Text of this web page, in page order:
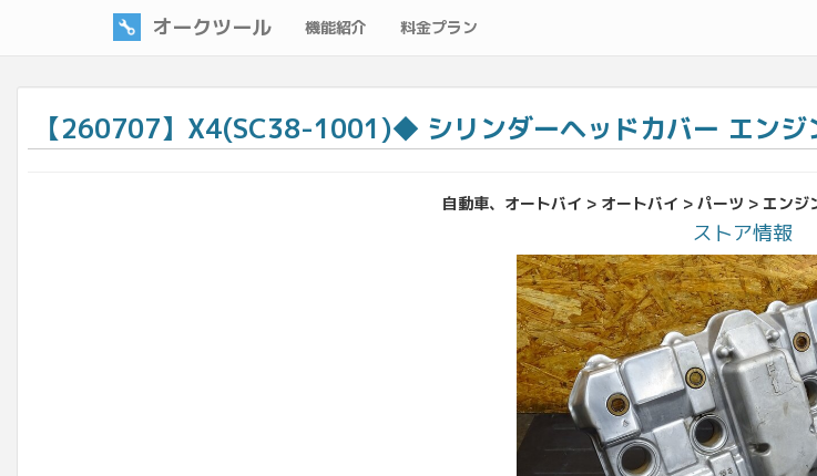
オークツール 機能紹介 料金プラン
【260707】X4(SC38-1001)◆ シリンダーヘッドカバー エン
自動車、オートバイ > オートバイ > パーツ > エン
ストア情報